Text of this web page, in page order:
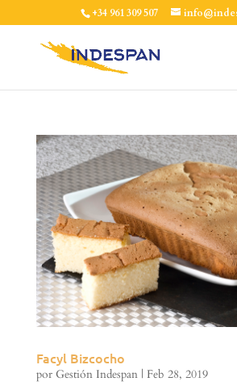
+34 961 309 507
Facyl Bizcocho
por Gestión Indespan| Feb 28, 2019